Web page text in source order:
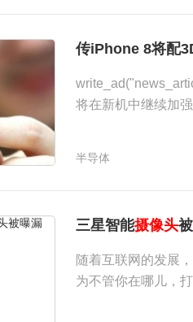
传iPhone 8将配
将在新机中继续加强
半导体
被曝漏
三星智能摄像头
随着互联网的发展
为不管你在哪儿，